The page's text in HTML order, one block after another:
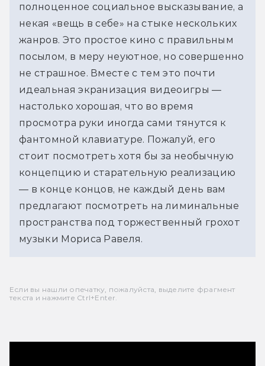
полноценное социальное высказывание, а
некая «вещь в себе» на стыке нескольких
жанров. Это простое кино с правильным
посылом, в меру неуютное, но совершенно
не страшное. Вместе с тем это почти
идеальная экранизация видеоигры —
настолько хорошая, что во время
просмотра руки иногда сами тянутся к
фантомной клавиатуре. Пожалуй, его
стоит посмотреть хотя бы за необычную
концепцию и старательную реализацию
— в конце концов, не каждый день вам
предлагают посмотреть на лиминальные
пространства под торжественный грохот
музыки Мориса Равеля.
Если вы нашли опечатку, пожалуйста, выделите фрагмент
текста и нажмите Ctrl+Enter.